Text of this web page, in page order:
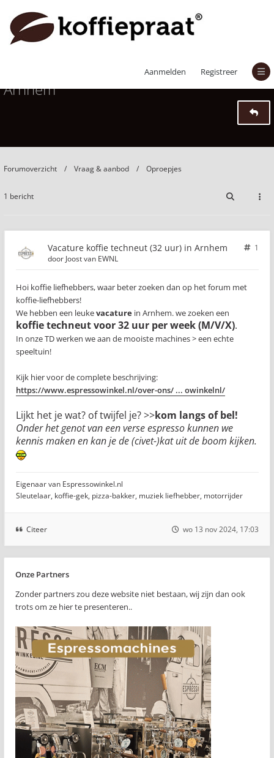
Aanmelden Registreer
Vacature koffie techneut (32 uur) in
Arnhem
Forumoverzicht Vraag & aanbod Oproepjes
1 bericht
Vacature koffie techneut (32 uur) in Arnhem
1
door Joost van EWNL
Hoi koffie liefhebbers, waar beter zoeken dan op het forum met
koffie-liefhebbers!
We hebben een leukevacature in Arnhem. we zoeken een
koffie techneut voor 32 uur per week (M/V/X).
In onze TD werken we aan de mooiste machines > een echte
speeltuin!
Kijk hier voor de complete beschrijving:
https://www.espressowinkel.nl/over-ons/ ... owinkelnl/
Lijkt het je wat? of twijfel je? >>kom langs of bel!
Onder het genot van een verse espresso kunnen we
kennis maken en kan je de (civet-)kat uit de boom kijken.
Eigenaar van Espressowinkel.nl
Sleutelaar, koffie-gek, pizza-bakker, muziek liefhebber, motorrijder
Citeer wo 13 nov 2024, 17:03
Onze Partners
Zonder partners zou deze website niet bestaan, wij zijn dan ook
trots om ze hier te presenteren..